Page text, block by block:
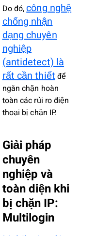
Do đó,công nghệ
chống nhận
dạng chuyên
nghiệp
(antidetect) là
rất cần thiếtđể
ngăn chặn hoàn
toàn các rủi ro điện
thoại bị chặn IP.
Giải pháp
chuyên
nghiệp và
toàn diện khi
bị chặn IP:
Multilogin